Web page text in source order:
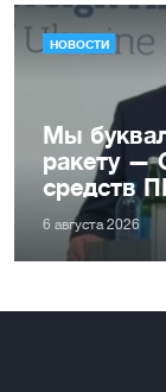
НОВОСТИ
Мы
ракету —
средств
6 августа 2026